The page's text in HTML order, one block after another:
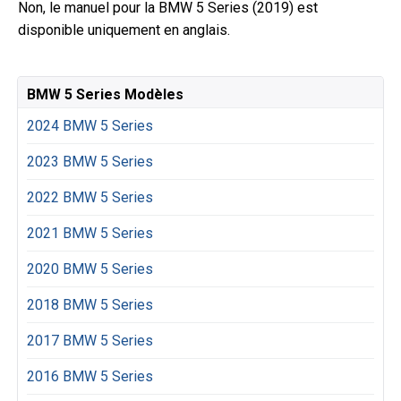
Non, le manuel pour la BMW 5 Series (2019) est
disponible uniquement en anglais.
BMW 5 Series Modèles
2024 BMW 5 Series
2023 BMW 5 Series
2022 BMW 5 Series
2021 BMW 5 Series
2020 BMW 5 Series
2018 BMW 5 Series
2017 BMW 5 Series
2016 BMW 5 Series